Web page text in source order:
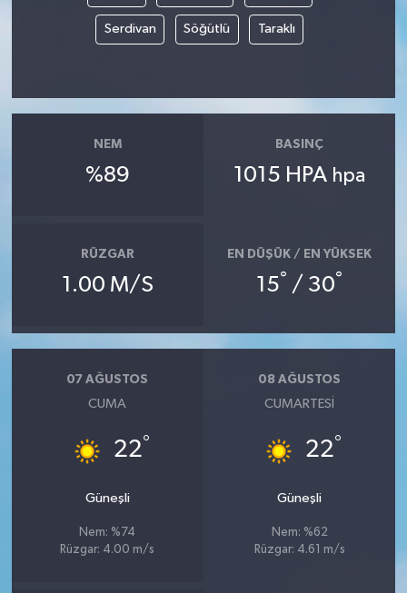
Serdivan Söğütlü Taraklı
NEM
%89
BASINÇ
1015 HPA hpa
RÜZGAR
1.00 M/S
EN DÜŞÜK / EN YÜKSEK
15° / 30°
07 AĞUSTOS
CUMA
22°
Güneşli
Nem: %74
Rüzgar: 4.00 m/s
08 AĞUSTOS
CUMARTESI
22°
Güneşli
Nem: %62
Rüzgar: 4.61 m/s